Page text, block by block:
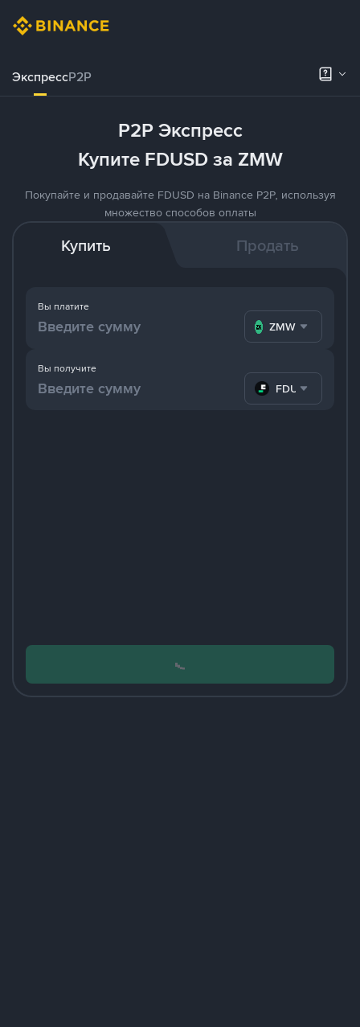
ЭкспрессP2P
P2P Экспресс
Купите FDUSD за ZMW
Покупайте и продавайте FDUSD на Binance P2P, используя
множество способов оплаты
Купить Продать
Вы платите
ZMW
Вы получите
FDUSD